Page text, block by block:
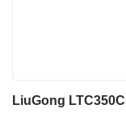
LiuGong